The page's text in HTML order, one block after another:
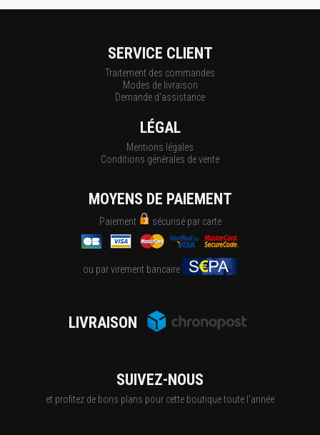
SERVICE CLIENT
Traitement des commandes
Modes de livraison
Demande d'assistance
LÉGAL
Mentions légales
Conditions générales de vente
MOYENS DE PAIEMENT
Paiement sécurisé par carte
ou par virement bancaire
LIVRAISON
SUIVEZ-NOUS
et profitez de bons plans pour cette boutique toute l'année